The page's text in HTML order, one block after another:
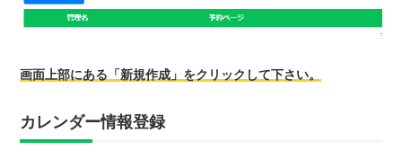
画面上部にある「新規作成」をクリックして下さい。
カレンダー情報登録